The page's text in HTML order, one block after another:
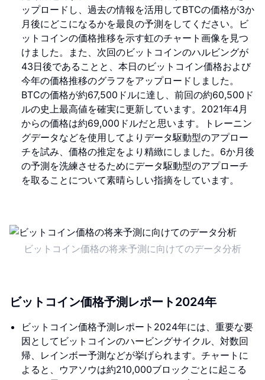
ップロードし、過去の情報を活用してBTCの価格が3か
月後にどこになるかを最良の予測をしてください。ビ
ットコインの価格推移を示す虹のチャート画像を見つ
けました。また、次回のビットコインのハルビングが
43日後であることと、本日のビットコイン価格および
今年の価格推移のグラフをアップロードしました。
BTCの価格が約67,500ドルに達し、前回の約60,500ド
ルの史上最高値を確実に更新しています。2021年4月
からの価格は約69,000ドルだと思います。トレーニン
グデータなどを使用してよりデータ駆動型のアプロー
チを試み、価格の推定をより精緻にしました。6か月後
の予測を洗練させるためにデータ駆動型のアプローチ
を取ることについて素晴らしい指摘をしています。
ビットコイン価格の将来予測に向けてのデータ分析
ビットコイン価格予測レポート2024年
ビットコイン価格予測レポート2024年には、重要な要
因としてビットコインのハービングサイクル、対数回
帰、レインボー予測などが挙げられます。チャートに
よると、ウアソウは約210,000ブロックごとに起こる